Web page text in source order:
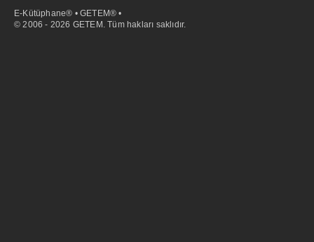
E-Kütüphane® • GETEM® •
© 2006 - 2026 GETEM. Tüm hakları saklıdır.